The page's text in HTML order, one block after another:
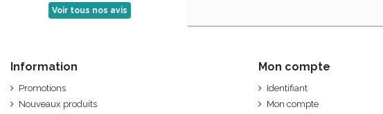
Voir tous nos avis
Information
Promotions
Nouveaux produits
Mon compte
Identifiant
Mon compte